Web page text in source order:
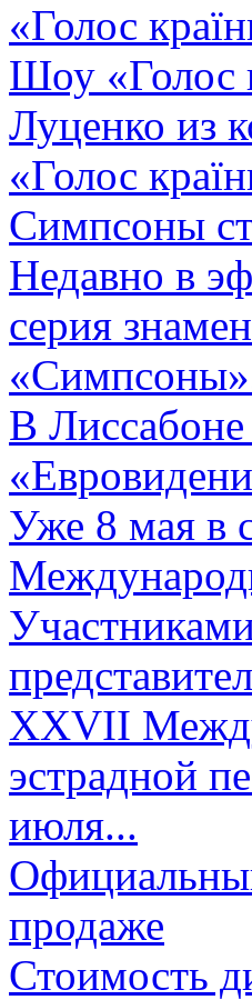
«Голос
Шоу «Голос
Луценко из
«Голос
Симпсоны
Недавно в
серия
В
Уже 8 мая в
XXVII
эстрадной
июля...
продаже
Стоимость